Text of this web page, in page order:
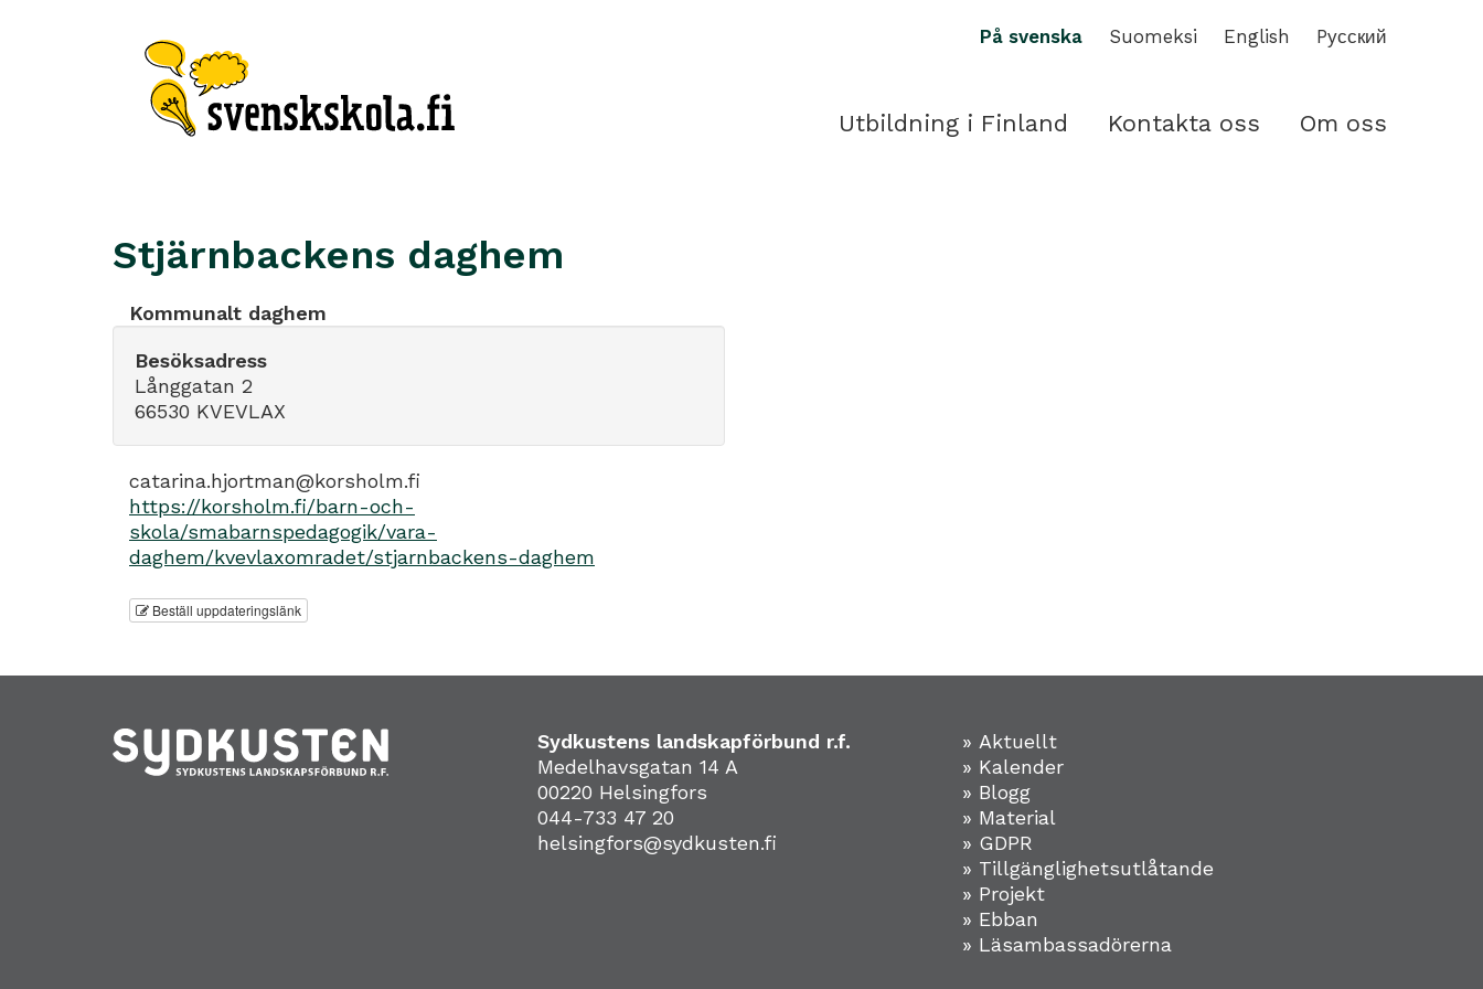
På svenska Suomeksi English Pусский
Utbildning i Finland Kontakta oss Om oss
Stjärnbackens daghem
Kommunalt daghem
Besöksadress
Långgatan 2
66530 KVEVLAX
catarina.hjortman@korsholm.fi
https://korsholm.fi/barn-och-
skola/smabarnspedagogik/vara-
daghem/kvevlaxomradet/stjarnbackens-daghem
Beställ uppdateringslänk
Sydkustens landskapförbund r.f.
Medelhavsgatan 14 A
00220 Helsingfors
044-733 47 20
helsingfors@sydkusten.fi
» Aktuellt
» Kalender
» Blogg
» Material
» GDPR
» Tillgänglighetsutlåtande
» Projekt
» Ebban
» Läsambassadörerna